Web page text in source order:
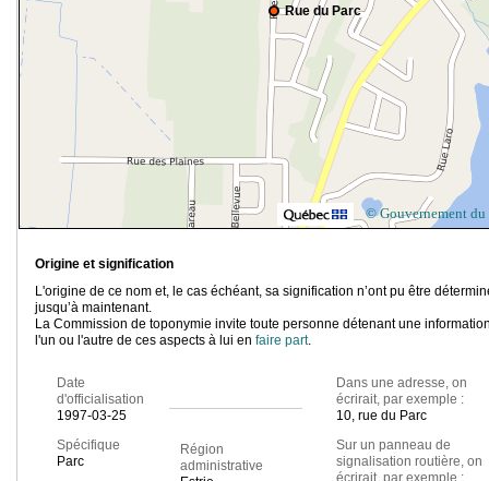
Rue du Parc
© Gouvernement du
Origine et signification
L'origine de ce nom et, le cas échéant, sa signification n’ont pu être
jusqu’à maintenant.
La Commission de toponymie invite toute personne détenant une
l'un ou l'autre de ces aspects à lui en faire part.
Date
d'officialisation
1997-03-25
Spécifique
Parc
Région
administrative
Dans une adresse, on
écrirait, par exemple :
10, rue du Parc
Sur un panneau de
signalisation routière, on
écrirait, par exemple :